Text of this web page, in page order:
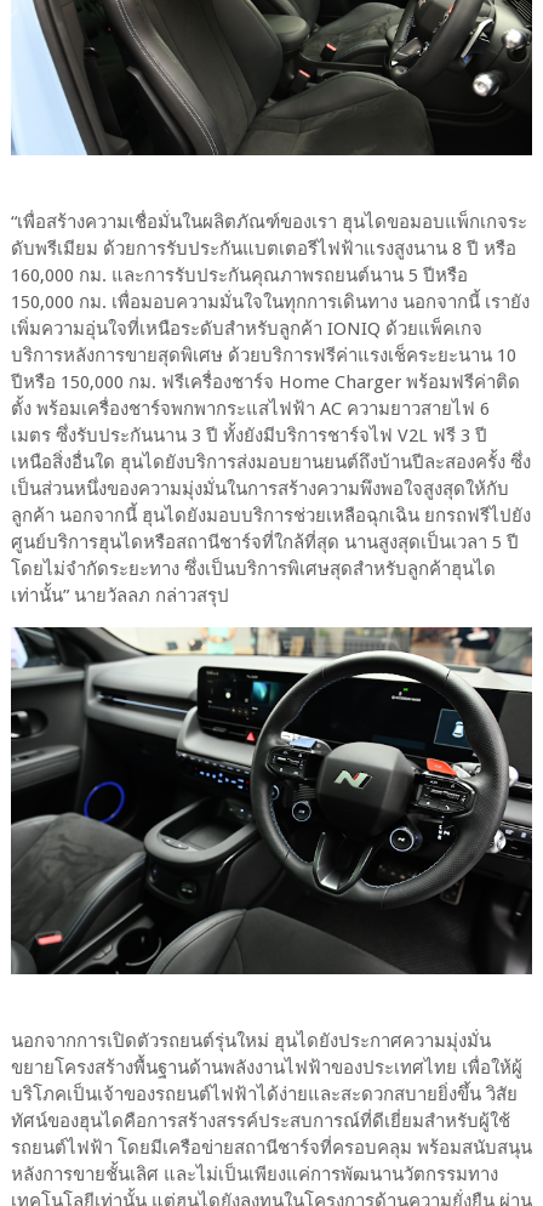
“เพื่อสร้างความเชื่อมั่นในผลิตภัณฑ์ของเรา ฮุนไดขอมอบแพ็กเกจระ
ดับพรีเมียม ด้วยการรับประกันแบตเตอรีไฟฟ้าแรงสูงนาน 8 ปี หรือ
160,000 กม. และการรับประกันคุณภาพรถยนต์นาน 5 ปีหรือ
150,000 กม. เพื่อมอบความมั่นใจในทุกการเดินทาง นอกจากนี้ เรายัง
เพิ่มความอุ่นใจที่เหนือระดับสำหรับลูกค้า IONIQ ด้วยแพ็คเกจ
บริการหลังการขายสุดพิเศษ ด้วยบริการฟรีค่าแรงเช็คระยะนาน 10
ปีหรือ 150,000 กม. ฟรีเครื่องชาร์จ Home Charger พร้อมฟรีค่าติด
ตั้ง พร้อมเครื่องชาร์จพกพากระแสไฟฟ้า AC ความยาวสายไฟ 6
เมตร ซึ่งรับประกันนาน 3 ปี ทั้งยังมีบริการชาร์จไฟ V2L ฟรี 3 ปี
เหนือสิ่งอื่นใด ฮุนไดยังบริการส่งมอบยานยนต์ถึงบ้านปีละสองครั้ง ซึ่ง
เป็นส่วนหนึ่งของความมุ่งมั่นในการสร้างความพึงพอใจสูงสุดให้กับ
ลูกค้า นอกจากนี้ ฮุนไดยังมอบบริการช่วยเหลือฉุกเฉิน ยกรถฟรีไปยัง
ศูนย์บริการฮุนไดหรือสถานีชาร์จที่ใกล้ที่สุด นานสูงสุดเป็นเวลา 5 ปี
โดยไม่จำกัดระยะทาง ซึ่งเป็นบริการพิเศษสุดสำหรับลูกค้าฮุนได
เท่านั้น” นายวัลลภ กล่าวสรุป
นอกจากการเปิดตัวรถยนต์รุ่นใหม่ ฮุนไดยังประกาศความมุ่งมั่น
ขยายโครงสร้างพื้นฐานด้านพลังงานไฟฟ้าของประเทศไทย เพื่อให้ผู้
บริโภคเป็นเจ้าของรถยนต์ไฟฟ้าได้ง่ายและสะดวกสบายยิ่งขึ้น วิสัย
ทัศน์ของฮุนไดคือการสร้างสรรค์ประสบการณ์ที่ดีเยี่ยมสำหรับผู้ใช้
รถยนต์ไฟฟ้า โดยมีเครือข่ายสถานีชาร์จที่ครอบคลุม พร้อมสนับสนุน
หลังการขายชั้นเลิศ และไม่เป็นเพียงแค่การพัฒนานวัตกรรมทาง
เทคโนโลยีเท่านั้น แต่ฮุนไดยังลงทุนในโครงการด้านความยั่งยืน ผ่าน